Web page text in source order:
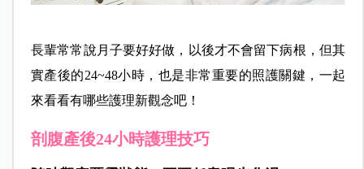
長輩常常說月子要好好做，以後才不會留下病根，但其
實產後的24~48小時，也是非常重要的照護關鍵，一起
來看看有哪些護理新觀念吧！
剖腹產後24小時護理技巧